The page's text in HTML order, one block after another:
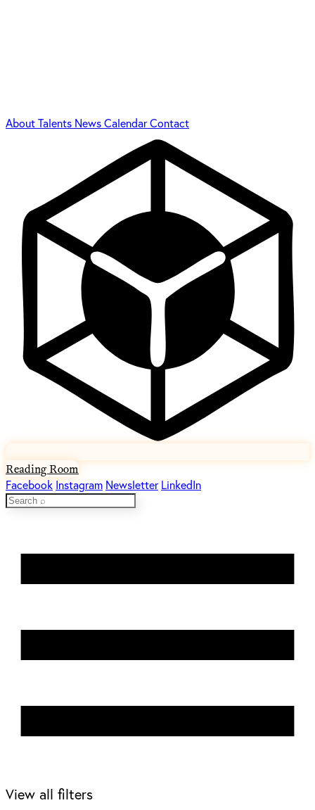
AboutTalents NewsCalendarContact
Reading Room
Facebook Instagram Newsletter LinkedIn
View all filters